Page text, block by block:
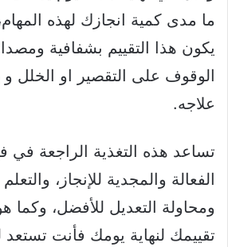
ما مدى كمية انجازك لهذه
يكون هذا التقييم بشفافية
الوقوف على التقصير او الخلل و
علاجه.
تساعد هذه التغذية الراجعة في
الفعالة والمجدية للإنجاز،
ومحاولة التعديل للأفضل، وكما
تقييمك لنهاية يومك فأنت تستعد